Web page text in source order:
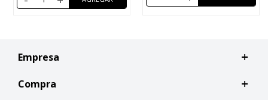
Empresa
Compra